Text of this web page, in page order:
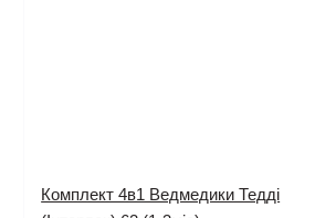
Комплект 4в1 Ведмедики Тедді